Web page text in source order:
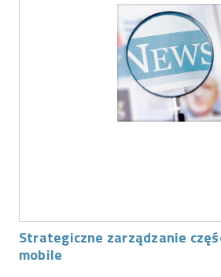
Strategiczne zarządzanie
mobile